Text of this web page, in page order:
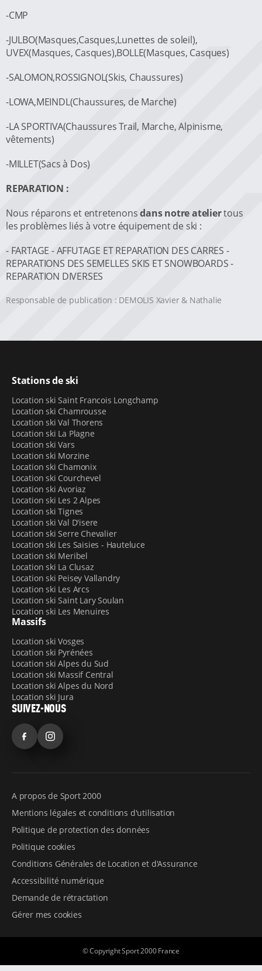
-CMP
-JULBO(Masques,Casques,Lunettes de soleil),
UVEX(Masques, Casques),BOLLE(Masques, Casques)
-SALOMON,ROSSIGNOL(Skis, Chaussures)
-LOWA,MEINDL(Chaussures, de Marche)
-LA SPORTIVA(Chaussures Trail, Marche, Alpinisme,
vêtements)
-MILLET(Sacs à Dos)
REPARATION :
Nous réparons et entretenonsdans notre ateliertous
les problèmes liés à votre équipement de ski :
- FARTAGE - AFFUTAGE ET REPARATION DES CARRES -
REPARATIONS DES SEMELLES SKIS ET SNOWBOARDS -
REPARATION DIVERSES
Responsable de publication : DEMOLIS Xavier & Nathalie
Stations de ski
Location ski Saint Francois Longchamp
Location ski Chamrousse
Location ski Val Thorens
Location ski La Plagne
Location ski Vars
Location ski Morzine
Location ski Chamonix
Location ski Courchevel
Location ski Avoriaz
Location ski Les 2 Alpes
Location ski Tignes
Location ski Val D'isere
Location ski Serre Chevalier
Location ski Les Saisies - Hauteluce
Location ski Meribel
Location ski La Clusaz
Location ski Peisey Vallandry
Location ski Les Arcs
Location ski Saint Lary Soulan
Location ski Les Menuires
Massifs
Location ski Vosges
Location ski Pyrénées
Location ski Alpes du Sud
Location ski Massif Central
Location ski Alpes du Nord
Location ski Jura
SUIVEZ-NOUS
FacebookInstagram
A propos de Sport 2000
Mentions légales et conditions d'utilisation
Politique de protection des données
Politique cookies
Conditions Générales de Location et d'Assurance
Accessibilité numérique
Demande de rétractation
Gérer mes cookies
© Copyright Sport 2000 France